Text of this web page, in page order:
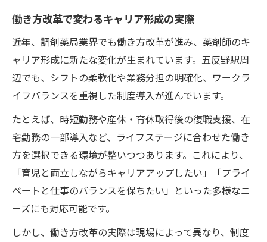
働き方改革で変わるキャリア形成の実際
近年、調剤薬局業界でも働き方改革が進み、薬剤師のキ
ャリア形成に新たな変化が生まれています。五反野駅周
辺でも、シフトの柔軟化や業務分担の明確化、ワークラ
イフバランスを重視した制度導入が進んでいます。
たとえば、時短勤務や産休・育休取得後の復職支援、在
宅勤務の一部導入など、ライフステージに合わせた働き
方を選択できる環境が整いつつあります。これにより、
「育児と両立しながらキャリアアップしたい」「プライ
ベートと仕事のバランスを保ちたい」といった多様なニ
ーズにも対応可能です。
しかし、働き方改革の実際は現場によって異なり、制度